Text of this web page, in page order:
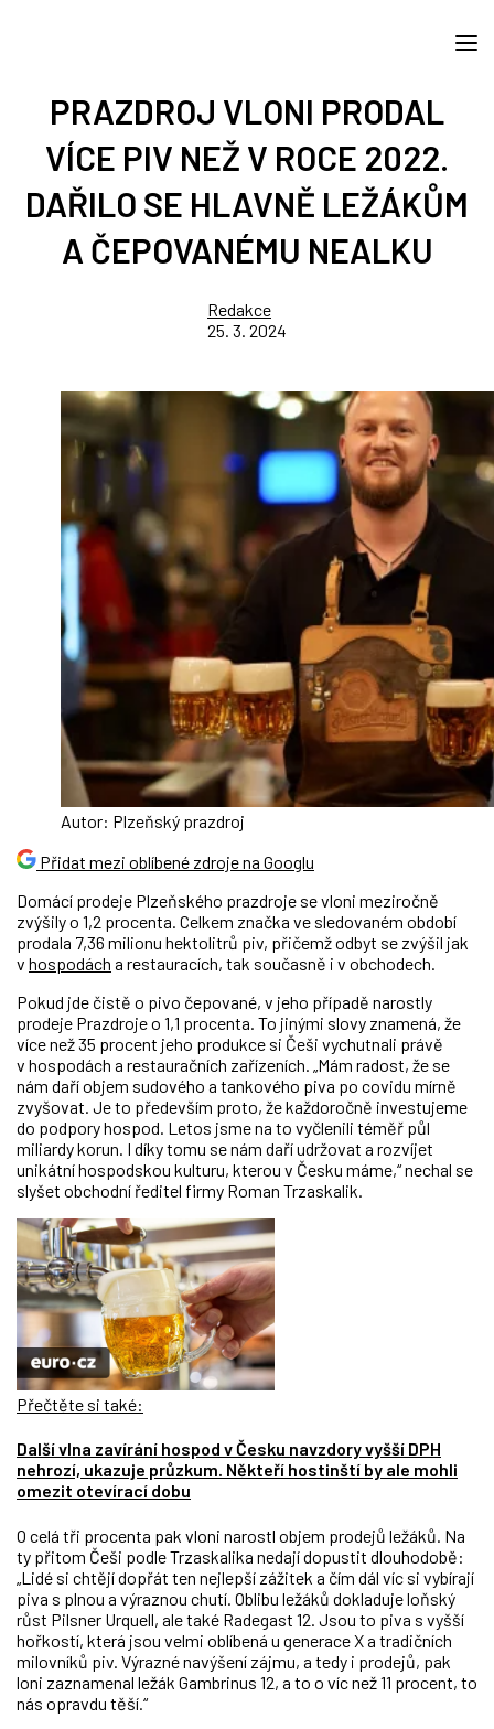
PRAZDROJ VLONI PRODAL
VÍCE PIV NEŽ V ROCE 2022.
DAŘILO SE HLAVNĚ LEŽÁKŮM
A ČEPOVANÉMU NEALKU
Redakce
25. 3. 2024
Autor: Plzeňský prazdroj
Přidat mezi oblíbené zdroje na Googlu
Domácí prodeje Plzeňského prazdroje se vloni meziročně
zvýšily o 1,2 procenta. Celkem značka ve sledovaném období
prodala 7,36 milionu hektolitrů piv, přičemž odbyt se zvýšil jak
v hospodách a restauracích, tak současně i v obchodech.
Pokud jde čistě o pivo čepované, v jeho případě narostly
prodeje Prazdroje o 1,1 procenta. To jinými slovy znamená, že
více než 35 procent jeho produkce si Češi vychutnali právě
v hospodách a restauračních zařízeních. „Mám radost, že se
nám daří objem sudového a tankového piva po covidu mírně
zvyšovat. Je to především proto, že každoročně investujeme
do podpory hospod. Letos jsme na to vyčlenili téměř půl
miliardy korun. I díky tomu se nám daří udržovat a rozvíjet
unikátní hospodskou kulturu, kterou v Česku máme,“ nechal se
slyšet obchodní ředitel firmy Roman Trzaskalik.
Přečtěte si také:
Další vlna zavírání hospod v Česku navzdory vyšší DPH
nehrozí, ukazuje průzkum. Někteří hostinští by ale mohli
omezit otevírací dobu
O celá tři procenta pak vloni narostl objem prodejů ležáků. Na
ty přitom Češi podle Trzaskalika nedají dopustit dlouhodobě:
„Lidé si chtějí dopřát ten nejlepší zážitek a čím dál víc si vybírají
piva s plnou a výraznou chutí. Oblibu ležáků dokladuje loňský
růst Pilsner Urquell, ale také Radegast 12. Jsou to piva s vyšší
hořkostí, která jsou velmi oblíbená u generace X a tradičních
milovníků piv. Výrazné navýšení zájmu, a tedy i prodejů, pak
loni zaznamenal ležák Gambrinus 12, a to o víc než 11 procent, to
nás opravdu těší.“